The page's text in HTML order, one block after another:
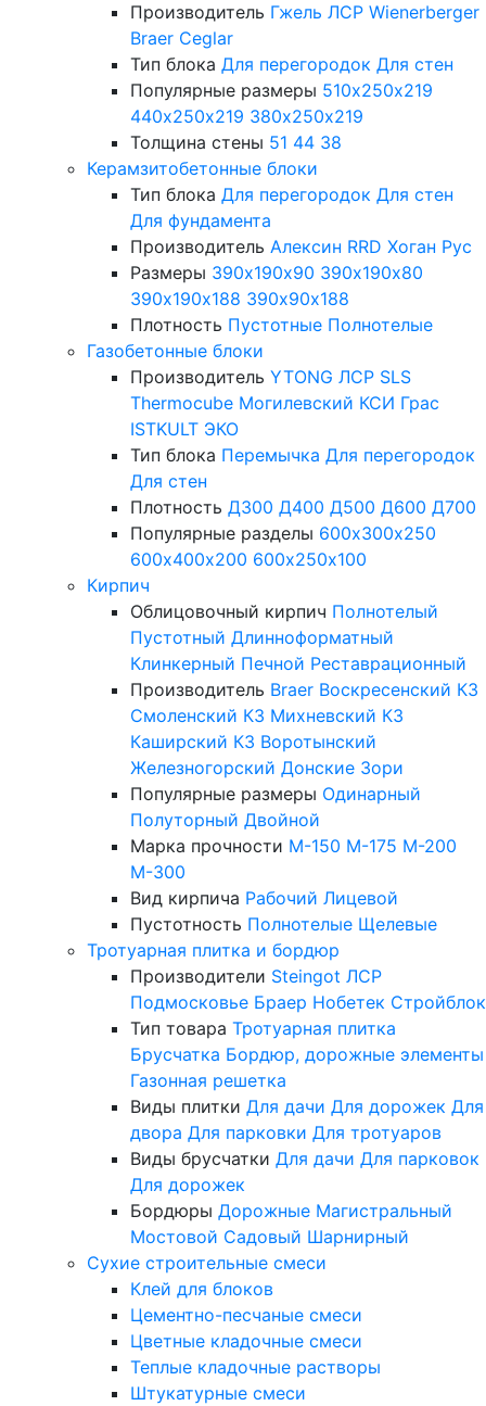
Производитель Гжель ЛСР Wienerberger
Braer Ceglar
Тип блока Для перегородок Для стен
Популярные размеры 510х250х219
440х250х219 380х250х219
Толщина стены 51 44 38
Керамзитобетонные блоки
Тип блока Для перегородок Для стен
Для фундамента
Производитель Алексин RRD Хоган Рус
Размеры 390х190х90 390х190х80
390х190х188 390х90х188
Плотность Пустотные Полнотелые
Газобетонные блоки
Производитель YTONG ЛСР SLS
Thermocube Могилевский КСИ Грас
ISTKULT ЭКО
Тип блока Перемычка Для перегородок
Для стен
Плотность Д300 Д400 Д500 Д600 Д700
Популярные разделы 600х300х250
600х400х200 600х250х100
Кирпич
Облицовочный кирпич Полнотелый
Пустотный Длинноформатный
Клинкерный Печной Реставрационный
Производитель Braer Воскресенский КЗ
Смоленский КЗ Михневский КЗ
Каширский КЗ Воротынский
Железногорский Донские Зори
Популярные размеры Одинарный
Полуторный Двойной
Марка прочности М-150 М-175 М-200
М-300
Вид кирпича Рабочий Лицевой
Пустотность Полнотелые Щелевые
Тротуарная плитка и бордюр
Производители Steingot ЛСР
Подмосковье Браер Нобетек Стройблок
Тип товара Тротуарная плитка
Брусчатка Бордюр, дорожные элементы
Газонная решетка
Виды плитки Для дачи Для дорожек Для
двора Для парковки Для тротуаров
Виды брусчатки Для дачи Для парковок
Для дорожек
Бордюры Дорожные Магистральный
Мостовой Садовый Шарнирный
Сухие строительные смеси
Клей для блоков
Цементно-песчаные смеси
Цветные кладочные смеси
Теплые кладочные растворы
Штукатурные смеси